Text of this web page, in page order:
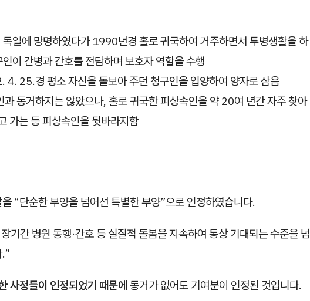
일에 망명하였다가 1990년경 홀로 귀국하여 거주하면서 투병생활을 하
이 간병과 간호를 전담하며 보호자 역할을 수행
4. 25.경 평소 자신을 돌보아 주던 청구인을 입양하여 양자로 삼음
과 동거하지는 않았으나, 홀로 귀국한 피상속인을 약 20여 년간 자주 찾아
가는 등 피상속인을 뒷바라지함
“단순한 부양을 넘어선 특별한 부양”으로 인정하였습니다.
기간 병원 동행·간호 등 실질적 돌봄을 지속하여 통상 기대되는 수준을 넘
사정들이 인정되었기 때문에 동거가 없어도 기여분이 인정된 것입니다.